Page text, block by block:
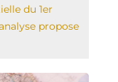
du 1er
propose